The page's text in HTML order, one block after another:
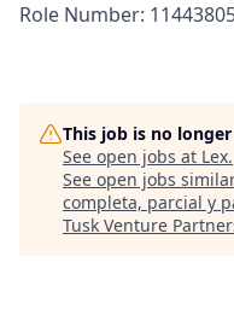
Role Number:
This job is no
See open jobs at Lex.
See open jobs
completa, parcial y
Tusk Venture